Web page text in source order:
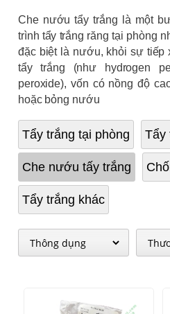
Che nướu tẩy trắng là một
trình tẩy trắng răng tại phòng
đặc biệt là nướu, khỏi sự tiếp
tẩy trắng (như hydrogen
peroxide), vốn có nồng độ
hoặc bỏng nướu
Tẩy trắng tại phòng Tẩy
Che nướu tấy trắng
Tẩy trắng khác